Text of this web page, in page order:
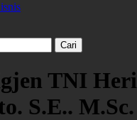
TNI Heri
S.E.. M.Sc.